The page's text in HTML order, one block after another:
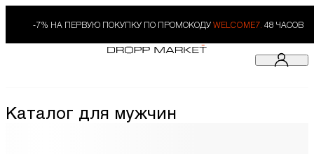
-7% НА ПЕРВУЮ ПОКУПКУ ПО ПРОМОКОДУ WELCOME7. 48 ЧАСОВ
Каталог для мужчин